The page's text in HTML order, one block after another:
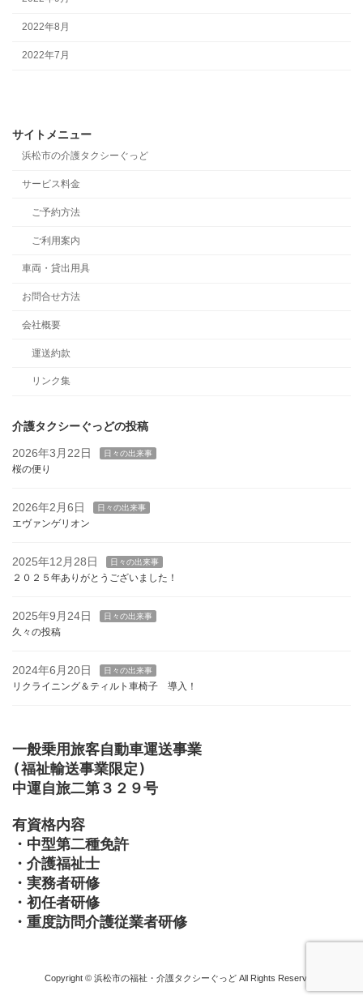
2022年8月
2022年7月
サイトメニュー
浜松市の介護タクシーぐっど
サービス料金
ご予約方法
ご利用案内
車両・貸出用具
お問合せ方法
会社概要
運送約款
リンク集
介護タクシーぐっどの投稿
2026年3月22日 日々の出来事
桜の便り
2026年2月6日 日々の出来事
エヴァンゲリオン
2025年12月28日 日々の出来事
２０２５年ありがとうございました！
2025年9月24日 日々の出来事
久々の投稿
2024年6月20日 日々の出来事
リクライニング＆ティルト車椅子 導入！
一般乗用旅客自動車運送事業
(福祉輸送事業限定)
中運自旅二第３２９号
有資格内容
・中型第二種免許
・介護福祉士
・実務者研修
・初任者研修
・重度訪問介護従業者研修
Copyright © 浜松市の福祉・介護タクシーぐっど All Rights Reserved.